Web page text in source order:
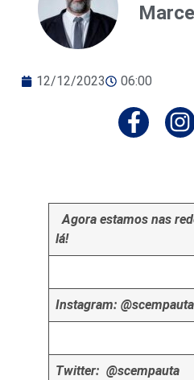
12/12/2023 06:00
Agora estamos nas
lá!
Instagram: @scempauta
Twitter: @scempauta